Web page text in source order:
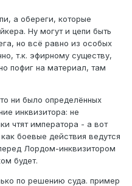
а обереги, которые
Ну могут и цепи быть
но всё равно из особых
т.к. эфирному существу,
пофиг на материал, там
ни было определённых
инквизитора: не
чтят императора - а вот
боевые действия ведутся
Лордом-инквизитором
будет.
по решению суда. пример